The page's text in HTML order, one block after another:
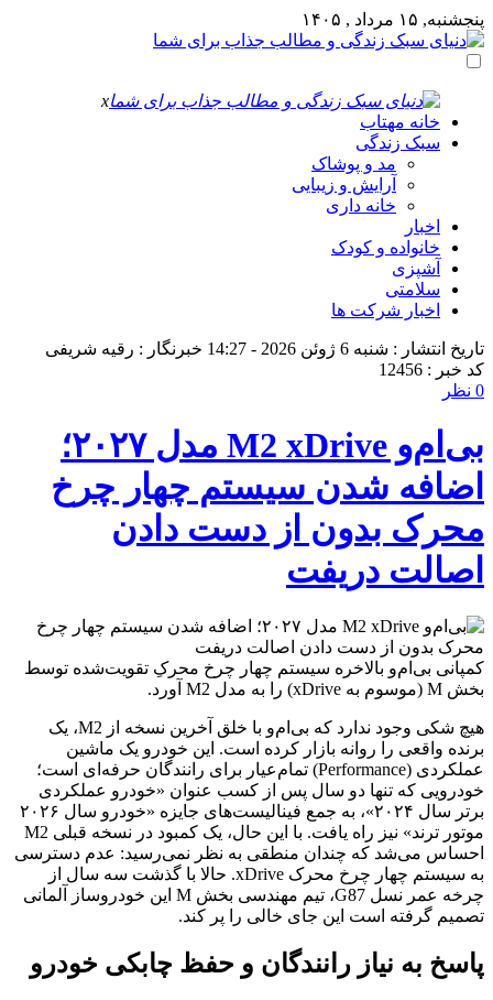
پنجشنبه, ۱۵ مرداد , ۱۴۰۵
x
خانه مهتاب
سبک زندگی
مد و پوشاک
آرایش و زیبایی
خانه داری
اخبار
خانواده و کودک
آشپزی
سلامتی
اخبار شرکت ها
تاریخ انتشار : شنبه 6 ژوئن 2026 - 14:27
خبرنگار : رقیه شریفی
کد خبر : 12456
0 نظر
بی‌ام‌و M2 xDrive مدل ۲۰۲۷؛
اضافه شدن سیستم چهار چرخ
محرک بدون از دست دادن
اصالت دریفت
کمپانی بی‌ام‌و بالاخره سیستم چهار چرخ محرکِ تقویت‌شده توسط
بخش M (موسوم به xDrive) را به مدل M2 آورد.
هیچ شکی وجود ندارد که بی‌ام‌و با خلق آخرین نسخه از M2، یک
برنده واقعی را روانه بازار کرده است. این خودرو یک ماشین
عملکردی (Performance) تمام‌عیار برای رانندگان حرفه‌ای است؛
خودرویی که تنها دو سال پس از کسب عنوان «خودرو عملکردی
برتر سال ۲۰۲۴»، به جمع فینالیست‌های جایزه «خودرو سال ۲۰۲۶
موتور ترند» نیز راه یافت. با این حال، یک کمبود در نسخه قبلی M2
احساس می‌شد که چندان منطقی به نظر نمی‌رسید: عدم دسترسی
به سیستم چهار چرخ محرک xDrive. حالا با گذشت سه سال از
چرخه عمر نسل G87، تیم مهندسی بخش M این خودروساز آلمانی
تصمیم گرفته است این جای خالی را پر کند.
پاسخ به نیاز رانندگان و حفظ چابکی خودرو